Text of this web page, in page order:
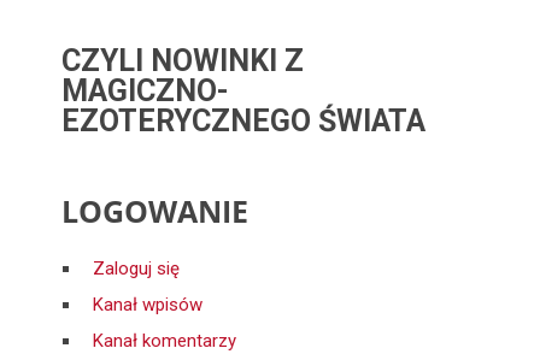
CZYLI NOWINKI Z
MAGICZNO-
EZOTERYCZNEGO ŚWIATA
LOGOWANIE
Zaloguj się
Kanał wpisów
Kanał komentarzy